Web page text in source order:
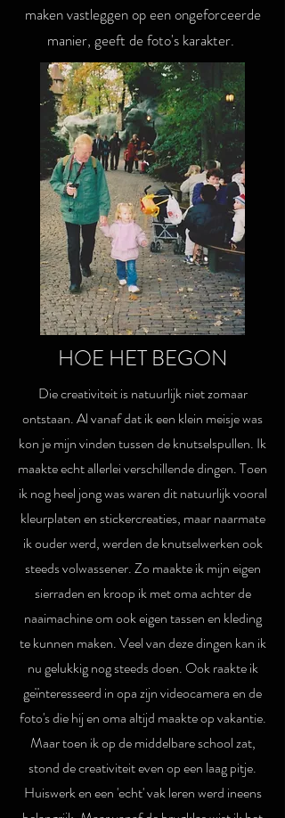
maken vastleggen op een ongeforceerde
manier, geeft de foto's karakter.
HOE HET BEGON
Die creativiteit is natuurlijk niet zomaar
ontstaan. Al vanaf dat ik een klein meisje was
kon je mijn vinden tussen de knutselspullen. Ik
maakte echt allerlei verschillende dingen. Toen
ik nog heel jong was waren dit natuurlijk vooral
kleurplaten en stickercreaties, maar naarmate
ik ouder werd, werden de knutselwerken ook
steeds volwassener. Zo maakte ik mijn eigen
sierraden en kroop ik met oma achter de
naaimachine om ook eigen tassen en kleding
te kunnen maken. Veel van deze dingen kan ik
nu gelukkig nog steeds doen. Ook raakte ik
geïnteresseerd in opa zijn videocamera en de
foto's die hij en oma altijd maakte op vakantie.
Maar toen ik op de middelbare school zat,
stond de creativiteit even op een laag pitje.
Huiswerk en een 'echt' vak leren werd ineens